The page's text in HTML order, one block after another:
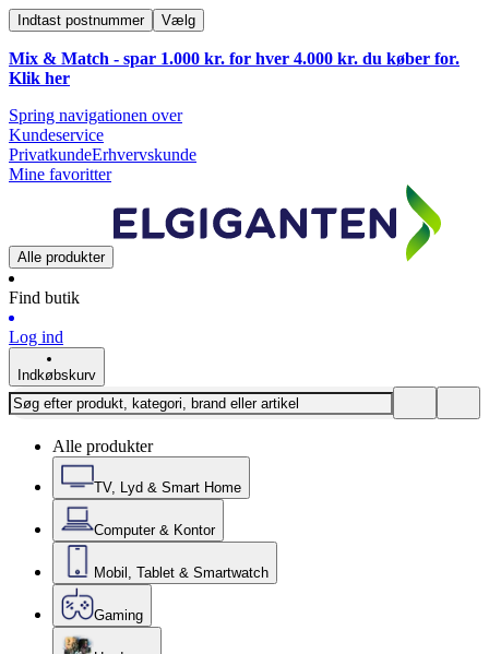
Indtast postnummer Vælg
Mix & Match - spar 1.000 kr. for hver 4.000 kr. du køber for.
Klik her
Spring navigationen over
Kundeservice
PrivatkundeErhvervskunde
Mine favoritter
Alle produkter
Find butik
Log ind
Indkøbskurv
Alle produkter
TV, Lyd & Smart Home
Computer & Kontor
Mobil, Tablet & Smartwatch
Gaming